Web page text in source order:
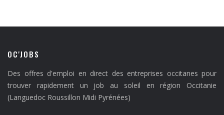
OC'JOBS
Des offres d'emploi en direct des entreprises occitanes pour
trouver rapidement un job au soleil en région Occitanie
(Languedoc Roussillon Midi Pyrénées)